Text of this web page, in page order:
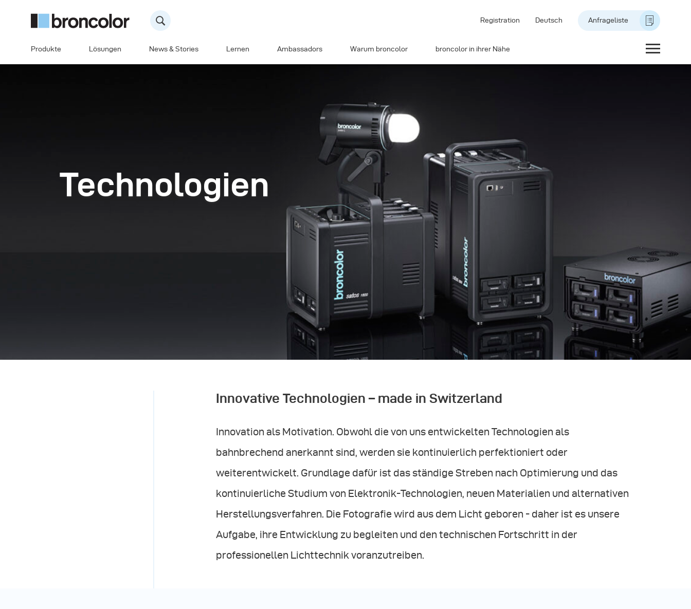
Registration Deutsch Anfrageliste
Produkte Lösungen News & Stories Lernen Ambassadors Warum broncolor broncolor in ihrer Nähe
Technologien
Innovative Technologien – made in Switzerland
Innovation als Motivation. Obwohl die von uns entwickelten Technologien als
bahnbrechend anerkannt sind, werden sie kontinuierlich perfektioniert oder
weiterentwickelt. Grundlage dafür ist das ständige Streben nach Optimierung und das
kontinuierliche Studium von Elektronik-Technologien, neuen Materialien und alternativen
Herstellungsverfahren. Die Fotografie wird aus dem Licht geboren - daher ist es unsere
Aufgabe, ihre Entwicklung zu begleiten und den technischen Fortschritt in der
professionellen Lichttechnik voranzutreiben.